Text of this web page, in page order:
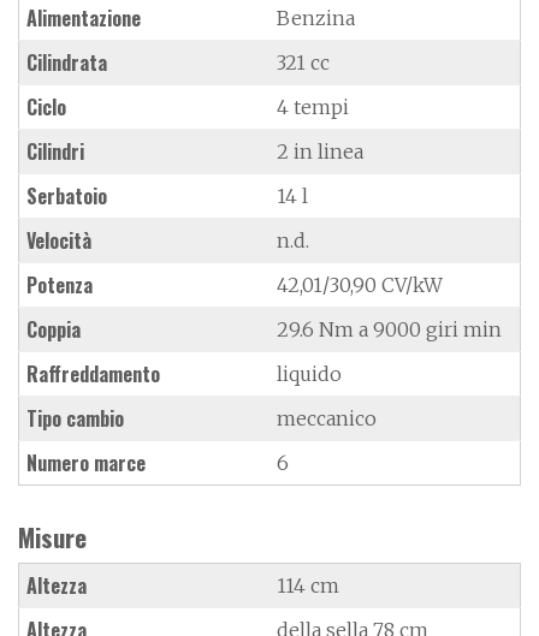
Alimentazione Benzina
Cilindrata 321 cc
Ciclo 4 tempi
Cilindri 2 in linea
Serbatoio 14 l
Velocità n.d.
Potenza 42,01/30,90 CV/kW
Coppia 29.6 Nm a 9000 giri min
Raffreddamento liquido
Tipo cambio meccanico
Numero marce 6
Misure
Altezza 114 cm
Altezza della sella 78 cm